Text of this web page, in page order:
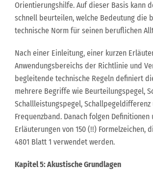
Orientierungshilfe. Auf dieser Basis kann
schnell beurteilen, welche Bedeutung die
technische Norm für seinen beruflichen
Nach einer Einleitung, einer kurzen
Anwendungsbereichs der Richtlinie und
begleitende technische Regeln definiert
mehrere Begriffe wie Beurteilungspegel,
Schallleistungspegel, Schallpegeldifferenz
Frequenzband. Danach folgen Definitionen
Erläuterungen von 150 (!!) Formelzeichen,
4801 Blatt 1 verwendet werden.
Kapitel 5: Akustische Grundlagen